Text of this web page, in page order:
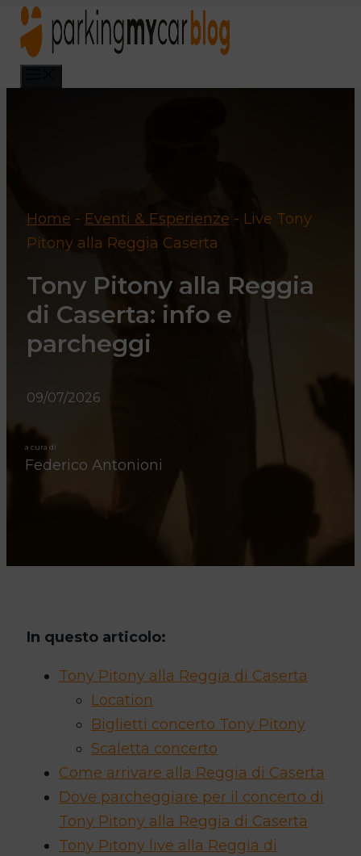
Vai
contenuto
Home - Eventi & Esperienze - Live Tony
Pitony alla Reggia Caserta
Tony Pitony alla Reggia
di Caserta: info e
parcheggi
09/07/2026
a cura di
Federico Antonioni
In questo articolo:
Tony Pitony alla Reggia di Caserta
Location
Biglietti concerto Tony Pitony
Scaletta concerto
Come arrivare alla Reggia di Caserta
Dove parcheggiare per il concerto di
Tony Pitony alla Reggia di Caserta
Tony Pitony live alla Reggia di